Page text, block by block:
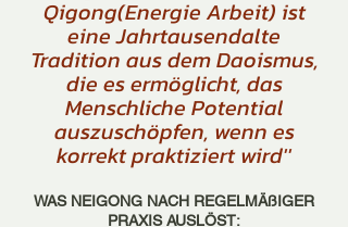
Qigong(Energie Arbeit) ist
eine Jahrtausendalte
Tradition aus dem Daoismus,
die es ermöglicht, das
Menschliche Potential
auszuschöpfen, wenn es
korrekt praktiziert wird''
WAS NEIGONG NACH REGELMÄßIGER
PRAXIS AUSLÖST: